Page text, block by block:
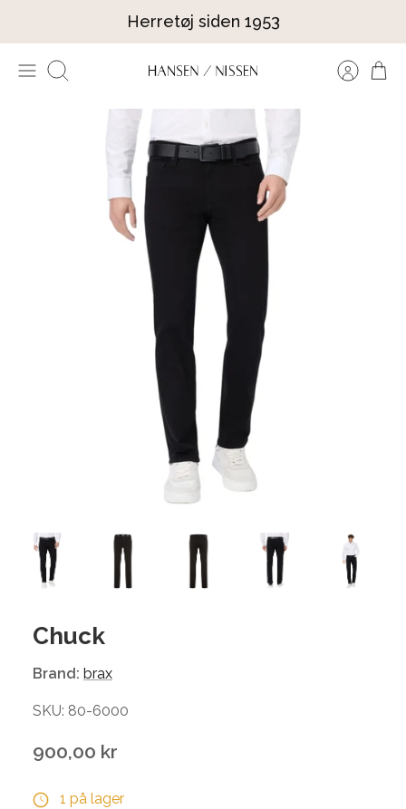
Herretøj siden 1953
Søg
Chuck
Brand: brax
SKU: 80-6000
900,00 kr
1 på lager